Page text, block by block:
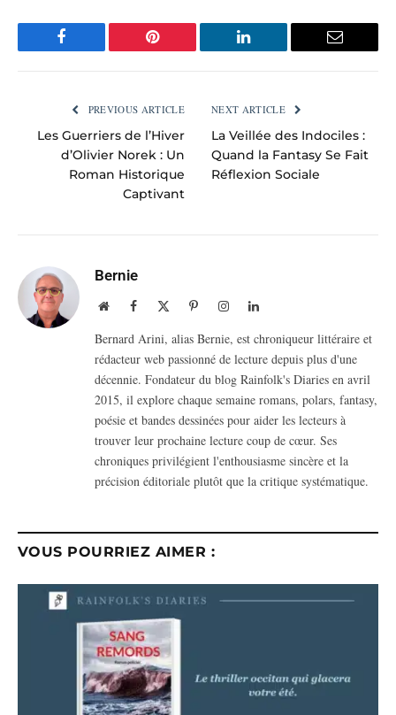
Facebook Pinterest LinkedIn Email
PREVIOUS ARTICLE
Les Guerriers de l’Hiver
d’Olivier Norek : Un
Roman Historique
Captivant
NEXT ARTICLE
La Veillée des Indociles :
Quand la Fantasy Se Fait
Réflexion Sociale
Bernie
WebsiteFacebook PinterestInstagramLinkedIn
Bernard Arini, alias Bernie, est chroniqueur littéraire et
rédacteur web passionné de lecture depuis plus d'une
décennie. Fondateur du blog Rainfolk's Diaries en avril
2015, il explore chaque semaine romans, polars, fantasy,
poésie et bandes dessinées pour aider les lecteurs à
trouver leur prochaine lecture coup de cœur. Ses
chroniques privilégient l'enthousiasme sincère et la
précision éditoriale plutôt que la critique systématique.
VOUS POURRIEZ AIMER :